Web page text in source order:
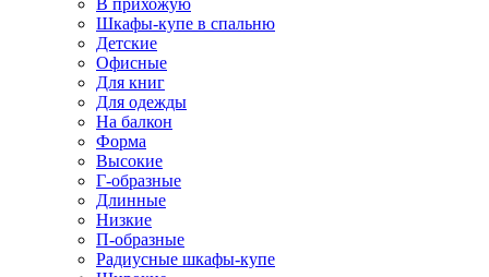
В прихожую
Шкафы-купе в спальню
Детские
Офисные
Для книг
Для одежды
На балкон
Форма
Высокие
Г-образные
Длинные
Низкие
П-образные
Радиусные шкафы-купе